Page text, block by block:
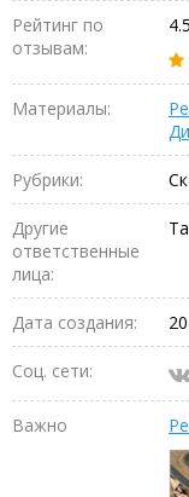
Рейтинг по
отзывам:
4.5
Материалы:
Рубрики:
Другие
ответственные
лица:
Дата создания:
Соц. сети:
Важно